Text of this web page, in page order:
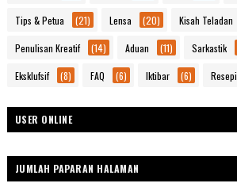
Tips & Petua (21) Lensa (20) Kisah Teladan
Penulisan Kreatif (14) Aduan (11) Sarkastik
Eksklufsif (8) FAQ (6) Iktibar (6) Resepi
USER ONLINE
JUMLAH PAPARAN HALAMAN